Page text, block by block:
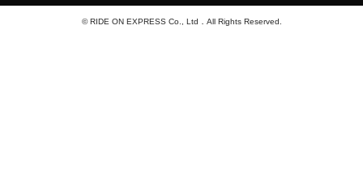
© RIDE ON EXPRESS Co., Ltd．All Rights Reserved.